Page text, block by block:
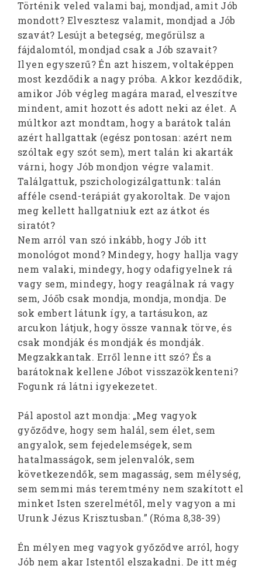
Történik veled valami baj, mondjad, amit Jób
mondott? Elvesztesz valamit, mondjad a Jób
szavát? Lesújt a betegség, megőrülsz a
fájdalomtól, mondjad csak a Jób szavait?
Ilyen egyszerű? Én azt hiszem, voltaképpen
most kezdődik a nagy próba. Akkor kezdődik,
amikor Jób végleg magára marad, elveszítve
mindent, amit hozott és adott neki az élet. A
múltkor azt mondtam, hogy a barátok talán
azért hallgattak (egész pontosan: azért nem
szóltak egy szót sem), mert talán ki akarták
várni, hogy Jób mondjon végre valamit.
Találgattuk, pszichologizálgattunk: talán
afféle csend-terápiát gyakoroltak. De vajon
meg kellett hallgatniuk ezt az átkot és
siratót?
Nem arról van szó inkább, hogy Jób itt
monológot mond? Mindegy, hogy hallja vagy
nem valaki, mindegy, hogy odafigyelnek rá
vagy sem, mindegy, hogy reagálnak rá vagy
sem, Jóőb csak mondja, mondja, mondja. De
sok embert látunk így, a tartásukon, az
arcukon látjuk, hogy össze vannak törve, és
csak mondják és mondják és mondják.
Megzakkantak. Erről lenne itt szó? És a
barátoknak kellene Jóbot visszazökkenteni?
Fogunk rá látni igyekezetet.
Pál apostol azt mondja: „Meg vagyok
győződve, hogy sem halál, sem élet, sem
angyalok, sem fejedelemségek, sem
hatalmasságok, sem jelenvalók, sem
következendők, sem magasság, sem mélység,
sem semmi más teremtmény nem szakított el
minket Isten szerelmétől, mely vagyon a mi
Urunk Jézus Krisztusban.” (Róma 8,38-39)
Én mélyen meg vagyok győződve arról, hogy
Jób nem akar Istentől elszakadni. De itt még